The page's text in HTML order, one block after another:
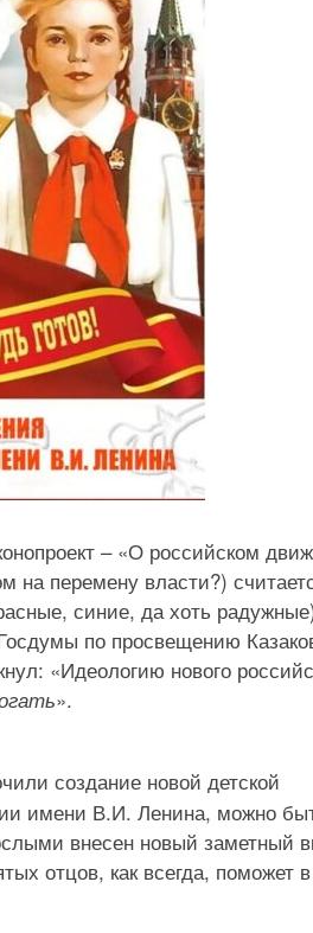
– «О российском
на перемену власти?)
синие, да хоть
по просвещению
«Идеологию нового
».
создание новой детской
имени В.И. Ленина, можно
внесен новый заметный
отцов, как всегда, поможет в